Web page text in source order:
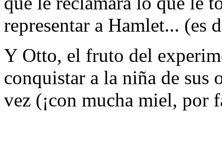
representar a Hamlet... (es
Y Otto, el fruto del
conquistar a la niña de sus
vez (¡con mucha miel, por